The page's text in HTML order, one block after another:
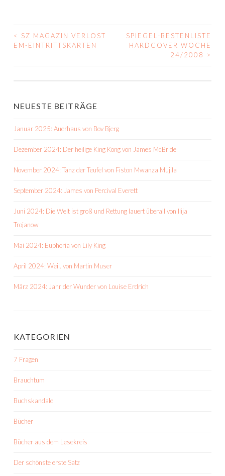
BEITRAGS-
<
SZ MAGAZIN VERLOST
EM-EINTRITTSKARTEN
SPIEGEL-BESTENLISTE
HARDCOVER WOCHE
24/2008
>
NEUESTE BEITRÄGE
Januar 2025: Auerhaus von Bov Bjerg
Dezember 2024: Der heilige King Kong von James McBride
November 2024: Tanz der Teufel von Fiston Mwanza Mujila
September 2024: James von Percival Everett
Juni 2024: Die Welt ist groß und Rettung lauert überall von Ilija
Trojanow
Mai 2024: Euphoria von Lily King
April 2024: Weil. von Martin Muser
März 2024: Jahr der Wunder von Louise Erdrich
KATEGORIEN
7 Fragen
Brauchtum
Buchskandale
Bücher
Bücher aus dem Lesekreis
Der schönste erste Satz